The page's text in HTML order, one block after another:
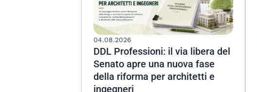
DDL Professioni: il via libera del
Senato apre una nuova fase
della riforma per architetti e
ingegneri
04.08.2026